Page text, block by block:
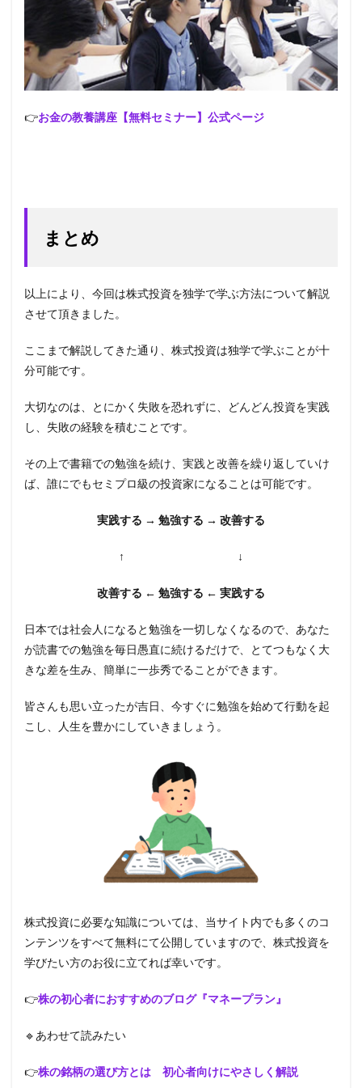
👉お金の教養講座【無料セミナー】公式ページ
まとめ
以上により、今回は株式投資を独学で学ぶ方法について解説
させて頂きました。
ここまで解説してきた通り、株式投資は独学で学ぶことが十
分可能です。
大切なのは、とにかく失敗を恐れずに、どんどん投資を実践
し、失敗の経験を積むことです。
その上で書籍での勉強を続け、実践と改善を繰り返していけ
ば、誰にでもセミプロ級の投資家になることは可能です。
実践する → 勉強する → 改善する
↑ ↓
改善する ← 勉強する ← 実践する
日本では社会人になると勉強を一切しなくなるので、あなた
が読書での勉強を毎日愚直に続けるだけで、とてつもなく大
きな差を生み、簡単に一歩秀でることができます。
皆さんも思い立ったが吉日、今すぐに勉強を始めて行動を起
こし、人生を豊かにしていきましょう。
株式投資に必要な知識については、当サイト内でも多くのコ
ンテンツをすべて無料にて公開していますので、株式投資を
学びたい方のお役に立てれば幸いです。
👉株の初心者におすすめのブログ『マネープラン』
🔹あわせて読みたい
👉株の銘柄の選び方とは 初心者向けにやさしく解説